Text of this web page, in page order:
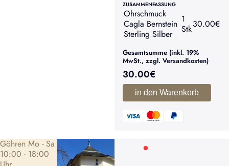
ZUSAMMENFASSUNG
Ohrschmuck
Cagla Bernstein
Sterling Silber
1
Stk30.00€
Gesamtsumme (inkl. 19%
MwSt., zzgl. Versandkosten)
30.00€
in den Warenkorb
Göhren Mo - Sa
10:00 - 18:00